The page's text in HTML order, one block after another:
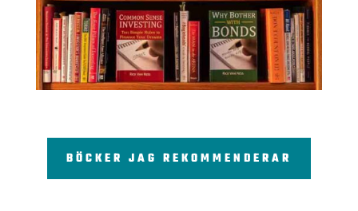
BÖCKER JAG REKOMMENDERAR